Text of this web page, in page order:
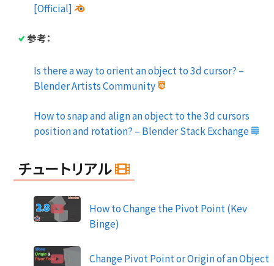
[Official]
参考：
Is there a way to orient an object to 3d cursor? –
Blender Artists Community
How to snap and align an object to the 3d cursors
position and rotation? – Blender Stack Exchange
チュートリアル
How to Change the Pivot Point (Kev
Binge)
Change Pivot Point or Origin of an Object